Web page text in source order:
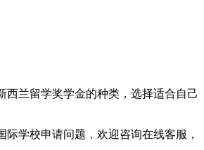
兰留学奖学金的种类，选择适合自己
际学校申请问题，欢迎咨询在线客服 ，